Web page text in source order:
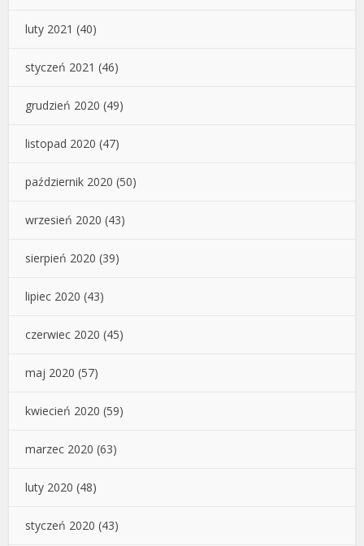
luty 2021 (40)
styczeń 2021 (46)
grudzień 2020 (49)
listopad 2020 (47)
październik 2020 (50)
wrzesień 2020 (43)
sierpień 2020 (39)
lipiec 2020 (43)
czerwiec 2020 (45)
maj 2020 (57)
kwiecień 2020 (59)
marzec 2020 (63)
luty 2020 (48)
styczeń 2020 (43)